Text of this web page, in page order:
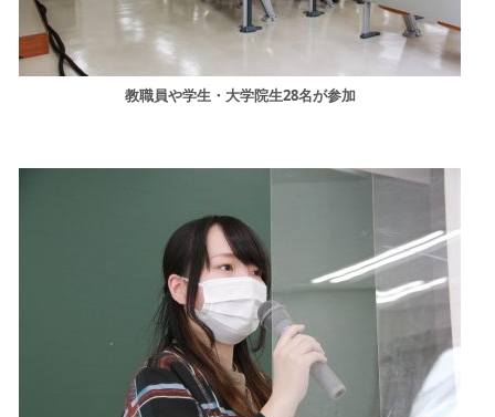
教職員や学生・大学院生28名が参加